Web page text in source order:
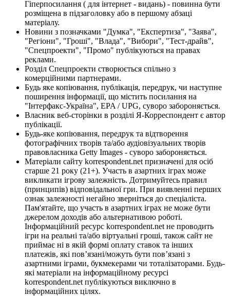
Гіперпосилання ( для інтернет - видань) - повинна бути
розміщена в підзаголовку або в першому абзаці
матеріалу.
Новини з позначками "Думка", "Експертиза", "Заява",
"Регіони", "Гроші", "Влада", "Вибори", "Тест-драйв",
"Спецпроекти", "Промо" публікуються на правах
реклами.
Розділ Спецпроекти створюється спільно з
комерційними партнерами.
Будь яке копіювання, публікація, передрук, чи наступне
поширення інформації, що містить посилання на
"Інтерфакс-Україна", EPA / UPG, суворо забороняється.
Власник веб-сторінки в розділі Я-Корреспондент є автор
публікації.
Будь-яке копіювання, передрук та відтворення
фотографічних творів та/або аудіовізуальних творів
правовласника Getty Images - суворо забороняється.
Матеріали сайту korrespondent.net призначені для осіб
старше 21 року (21+). Участь в азартних іграх може
викликати ігрову залежність. Дотримуйтесь правил
(принципів) відповідальної гри. При виявленні перших
ознак залежності негайно зверніться до спеціаліста.
Пам'ятайте, що участь в азартних іграх не може бути
джерелом доходів або альтернативою роботі.
Інформаційний ресурс korrespondent.net не проводить
ігри на реальні та/або віртуальні гроші, також сайт не
приймає ні в якій формі оплату ставок та інших
платежів, які пов’язані/можуть бути пов’язані з
азартними іграми, букмекерами чи тоталізаторами. Будь-
які матеріали на інформаційному ресурсі
korrespondent.net публікуються виключно в
інформаційних цілях.